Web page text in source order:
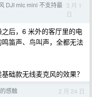
DJI mic mini 不支持最 3 月 1
日
后，6 米外的客厅里的电
笛声、鸟叫声，全都无法
础款无线麦克风的效果？
感触 2 月 24 日